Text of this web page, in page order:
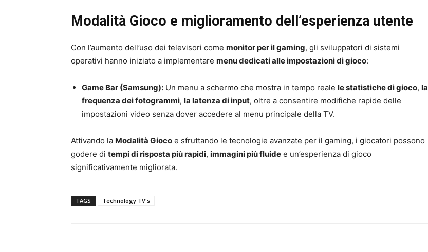
Modalità Gioco e miglioramento dell’esperienza utente
Con l’aumento dell’uso dei televisori come monitor per il gaming, gli sviluppatori di sistemi
operativi hanno iniziato a implementare menu dedicati alle impostazioni di gioco:
Game Bar (Samsung): Un menu a schermo che mostra in tempo reale le statistiche di gioco, la
frequenza dei fotogrammi, la latenza di input, oltre a consentire modifiche rapide delle
impostazioni video senza dover accedere al menu principale della TV.
Attivando la Modalità Gioco e sfruttando le tecnologie avanzate per il gaming, i giocatori possono
godere di tempi di risposta più rapidi, immagini più fluide e un’esperienza di gioco
significativamente migliorata.
TAGS Technology TV's